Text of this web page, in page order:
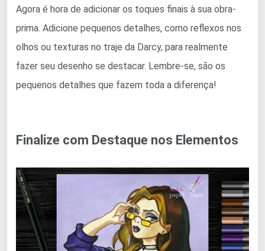
Agora é hora de adicionar os toques finais à sua obra-
prima. Adicione pequenos detalhes, como reflexos nos
olhos ou texturas no traje da Darcy, para realmente
fazer seu desenho se destacar. Lembre-se, são os
pequenos detalhes que fazem toda a diferença!
Finalize com Destaque nos Elementos